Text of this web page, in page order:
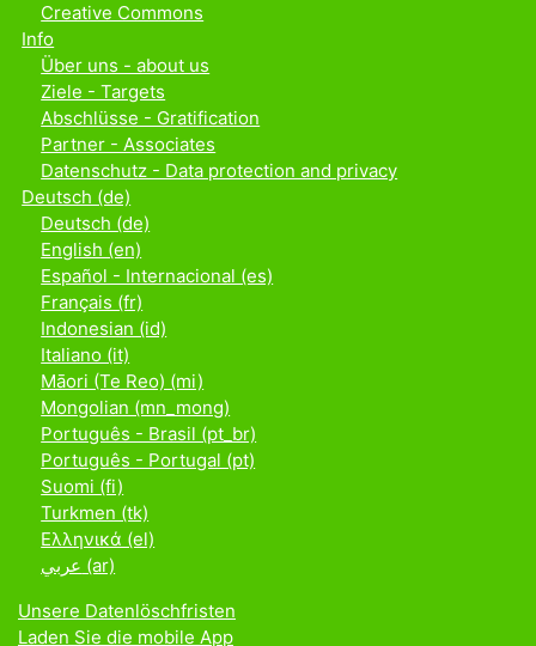
Creative Commons
Info
Über uns - about us
Ziele - Targets
Abschlüsse - Gratification
Partner - Associates
Datenschutz - Data protection and privacy
Deutsch ‎(de)‎
Deutsch ‎(de)‎
English ‎(en)‎
Español - Internacional ‎(es)‎
Français ‎(fr)‎
Indonesian ‎(id)‎
Italiano ‎(it)‎
Māori (Te Reo) ‎(mi)‎
Mongolian ‎(mn_mong)‎
Português - Brasil ‎(pt_br)‎
Português - Portugal ‎(pt)‎
Suomi ‎(fi)‎
Turkmen ‎(tk)‎
Ελληνικά ‎(el)‎
عربي ‎(ar)‎
Unsere Datenlöschfristen
Laden Sie die mobile App